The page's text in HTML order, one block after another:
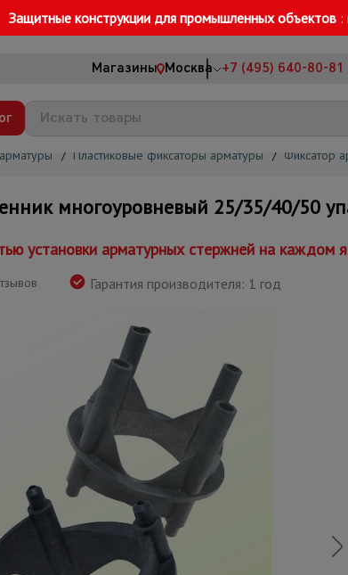
Защитные конструкции для промышленных объектов :
Магазины Москва +7 (495) 640-80-81
с арматурой
работ
/ Пластиковые фиксаторы арматуры / Фиксатор
многоуровневый 25/35/40/50
установки арматурных стержней на каждом
Гарантия производителя: 1 год